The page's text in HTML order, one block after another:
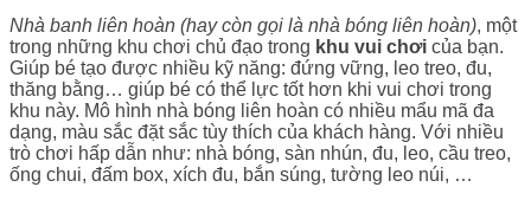
Nhà banh liên hoàn (hay còn gọi là nhà bóng liên hoàn), một
trong những khu chơi chủ đạo trong khu vui chơi của bạn.
Giúp bé tạo được nhiều kỹ năng: đứng vững, leo treo, đu,
thăng bằng… giúp bé có thể lực tốt hơn khi vui chơi trong
khu này. Mô hình nhà bóng liên hoàn có nhiều mẩu mã đa
dạng, màu sắc đặt sắc tùy thích của khách hàng. Với nhiều
trò chơi hấp dẫn như: nhà bóng, sàn nhún, đu, leo, cầu treo,
ống chui, đấm box, xích đu, bắn súng, tường leo núi, …